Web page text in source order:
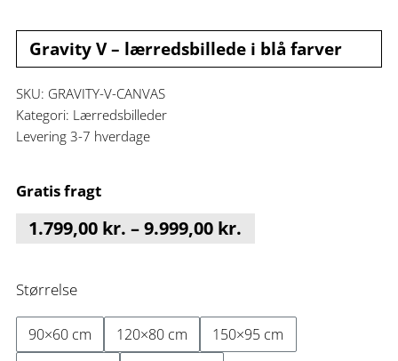
Gravity V – lærredsbillede i blå farver
SKU: GRAVITY-V-CANVAS
Kategori: Lærredsbilleder
Levering 3-7 hverdage
Gratis fragt
1.799,00 kr. –9.999,00 kr.
Størrelse
90×60 cm 120×80 cm
150×95 cm